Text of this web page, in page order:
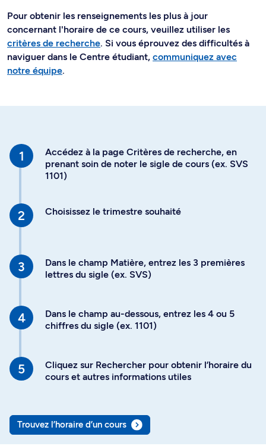
Pour obtenir les renseignements les plus à jour
concernant l'horaire de ce cours, veuillez utiliser les
critères de recherche. Si vous éprouvez des difficultés à
naviguer dans le Centre étudiant, communiquez avec
notre équipe.
Accédez à la page Critères de recherche, en
prenant soin de noter le sigle de cours (ex. SVS
1101)
Choisissez le trimestre souhaité
Dans le champ Matière, entrez les 3 premières
lettres du sigle (ex. SVS)
Dans le champ au-dessous, entrez les 4 ou 5
chiffres du sigle (ex. 1101)
Cliquez sur Rechercher pour obtenir l’horaire du
cours et autres informations utiles
Trouvez l’horaire d’un cours